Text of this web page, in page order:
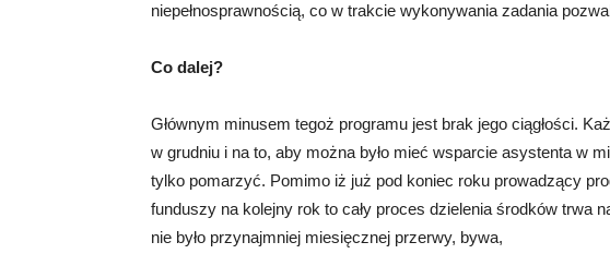
niepełnosprawnością, co w trakcie wykonywania zadania
Co dalej?
Głównym minusem tegoż programu jest brak jego ciągłości.
w grudniu i na to, aby można było mieć wsparcie asystenta w
tylko pomarzyć. Pomimo iż już pod koniec roku prowadzący
funduszy na kolejny rok to cały proces dzielenia środków trwa
nie było przynajmniej miesięcznej przerwy, bywa,